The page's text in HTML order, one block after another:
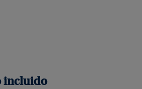
incluido